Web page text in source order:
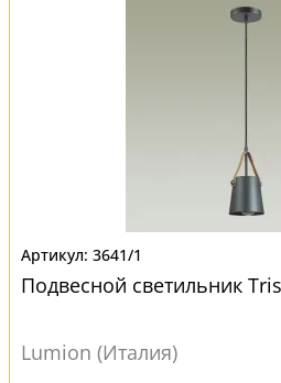
3641/1
Подвесной светильник
Lumion (Италия)